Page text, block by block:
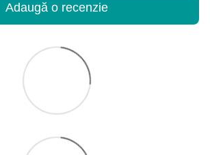
Adaugă o recenzie